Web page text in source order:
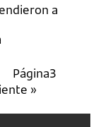
a
Página3
»